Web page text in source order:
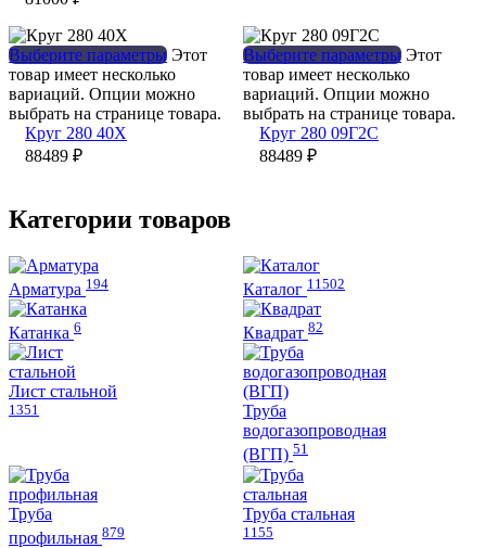
Выберите параметры Этот
товар имеет несколько
вариаций. Опции можно
выбрать на странице товара.
Круг 280 40Х
88489 ₽
Выберите параметры Этот
товар имеет несколько
вариаций. Опции можно
выбрать на странице товара.
Круг 280 09Г2С
88489 ₽
Категории товаров
Арматура 194 Каталог 11502
Катанка 6 Квадрат 82
Лист стальной
1351
Труба
водогазопроводная
(ВГП) 51
Труба
профильная 879
Труба стальная
1155